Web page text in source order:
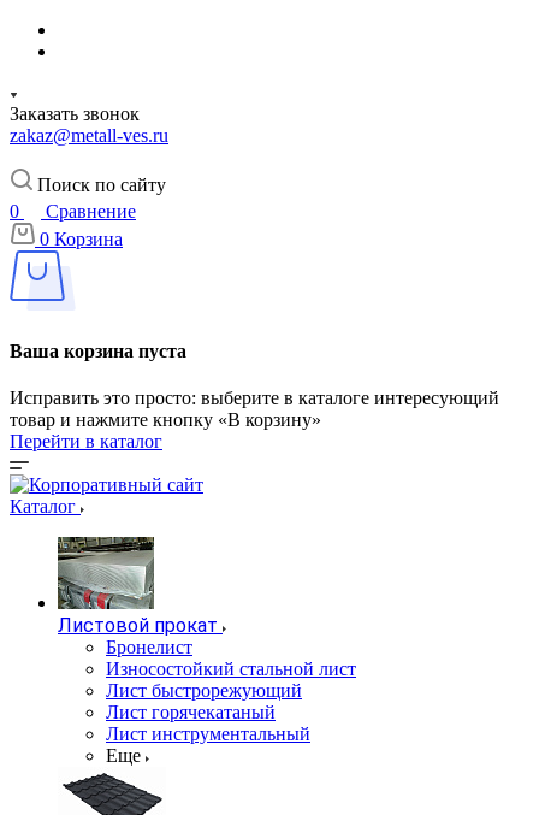
Заказать звонок
zakaz@metall-ves.ru
Поиск по сайту
0
Сравнение
0 Корзина
Ваша корзина пуста
Исправить это просто: выберите в каталоге интересующий
товар и нажмите кнопку «В корзину»
Перейти в каталог
Каталог
Листовой прокат
Бронелист
Износостойкий стальной лист
Лист быстрорежующий
Лист горячекатаный
Лист инструментальный
Еще